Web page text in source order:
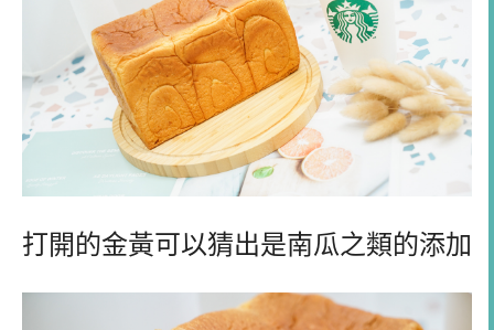
打開的金黃可以猜出是南瓜之類的添加